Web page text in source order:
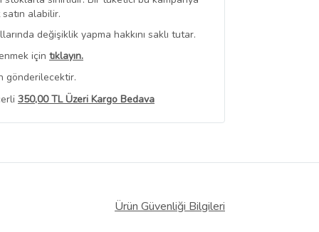
alabilir.
değişiklik yapma hakkını saklı tutar.
için tıklayın.
gönderilecektir.
350,00 TL Üzeri Kargo Bedava
Ürün Güvenliği Bilgileri